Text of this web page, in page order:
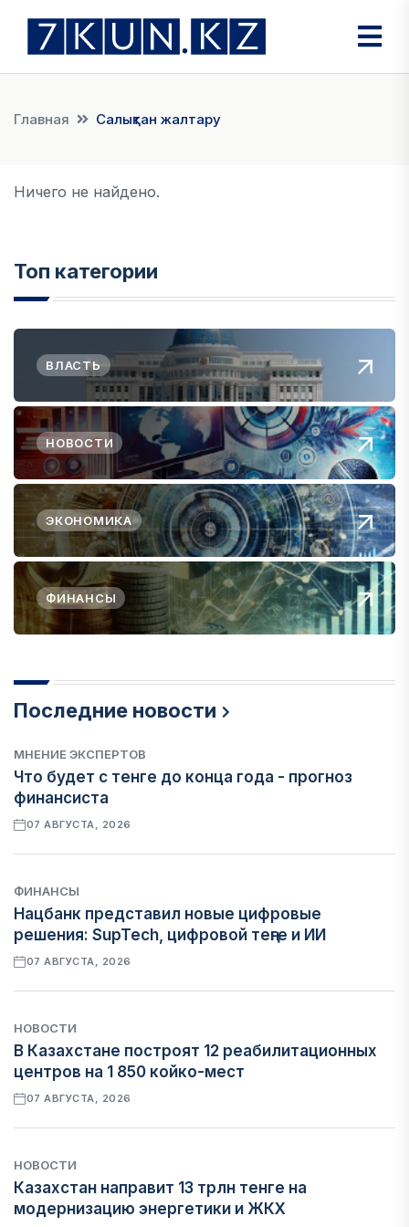
Главная Салықтан жалтару
Ничего не найдено.
Топ категории
ВЛАСТЬ
НОВОСТИ
ЭКОНОМИКА
ФИНАНСЫ
Последние новости
МНЕНИЕ ЭКСПЕРТОВ
Что будет с тенге до конца года - прогноз
финансиста
07 АВГУСТА, 2026
ФИНАНСЫ
Нацбанк представил новые цифровые
решения: SupTech, цифровой теңге и ИИ
07 АВГУСТА, 2026
НОВОСТИ
В Казахстане построят 12 реабилитационных
центров на 1 850 койко-мест
07 АВГУСТА, 2026
НОВОСТИ
Казахстан направит 13 трлн тенге на
модернизацию энергетики и ЖКХ